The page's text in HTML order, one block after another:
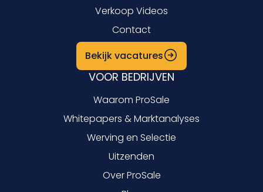
Verkoop Videos
Contact
Bekijk vacatures
VOOR BEDRIJVEN
Waarom ProSale
Whitepapers & Marktanalyses
Werving en Selectie
Uitzenden
Over ProSale